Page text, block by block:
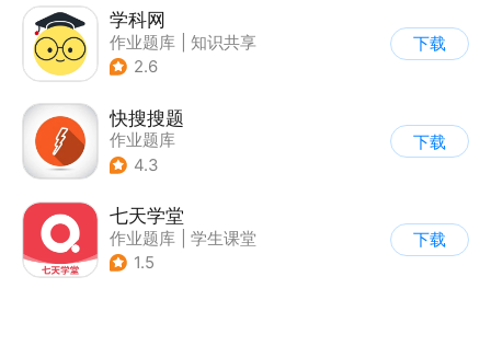
学科网
作业题库
知识共享
2.6
下载
快搜搜题
作业题库
4.3
下载
七天学堂
作业题库
学生课堂
1.5
下载